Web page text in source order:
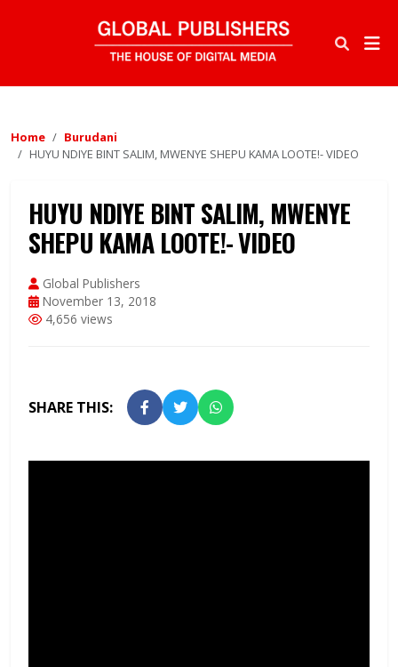
Home
Burudani
HUYU NDIYE BINT SALIM, MWENYE SHEPU KAMA LOOTE!- VIDEO
HUYU NDIYE BINT SALIM, MWENYE
SHEPU KAMA LOOTE!- VIDEO
Global Publishers
November 13, 2018
4,656 views
SHARE THIS: